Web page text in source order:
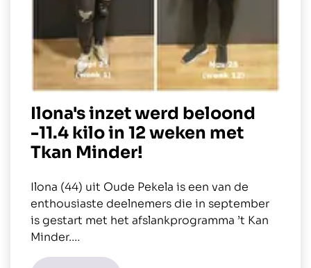
Ilona's inzet werd beloond
-11.4 kilo in 12 weken met
Tkan Minder!
Ilona (44) uit Oude Pekela is een van de
enthousiaste deelnemers die in september
is gestart met het afslankprogramma ’t Kan
Minder.…